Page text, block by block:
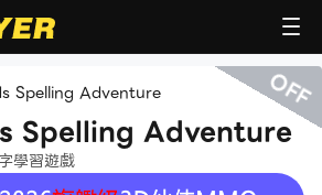
Spelling Adventure
Spelling Adventure
學習遊戲
OFF